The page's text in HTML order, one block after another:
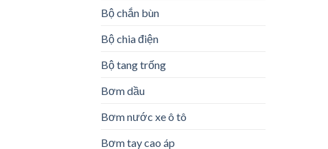
Bộ chắn bùn
Bộ chia điện
Bộ tang trống
Bơm dầu
Bơm nước xe ô tô
Bơm tay cao áp